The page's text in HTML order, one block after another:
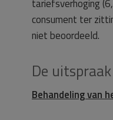
tariefsverhoging
consument ter
niet beoordeeld.
De uitspraak
Behandeling van